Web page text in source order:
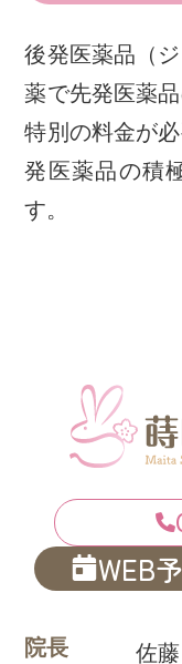
後発医薬品（
薬で先発医薬
特別の料金が
発医薬品の積
す。
WEB
院長
佐